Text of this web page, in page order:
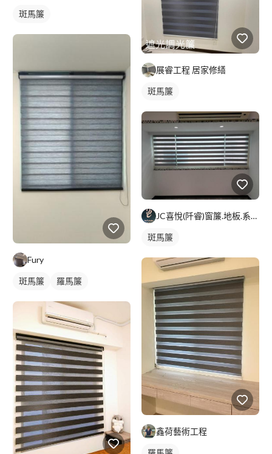
斑馬簾
Fury
斑馬簾 羅馬簾
展睿工程 居家修繕
斑馬簾
JC喜悅(阡睿)窗簾.地板.系統櫃.隔熱紙joy curta
斑馬簾
鑫荷藝術工程